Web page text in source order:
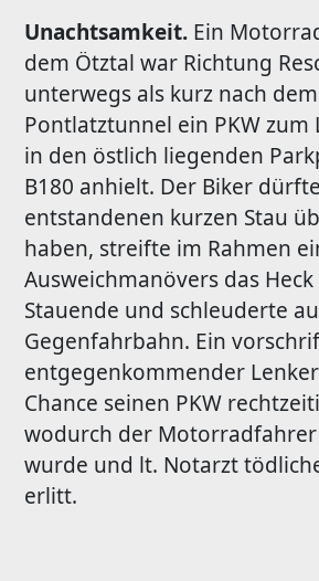
Unachtsamkeit. Ein
dem Ötztal war Richtung
unterwegs als kurz nach dem
Pontlatztunnel ein PKW zum
in den östlich liegenden
B180 anhielt. Der Biker
entstandenen kurzen Stau
haben, streifte im Rahmen
Ausweichmanövers das Heck
Stauende und schleuderte
Gegenfahrbahn. Ein
entgegenkommender
Chance seinen PKW
wodurch der
wurde und lt. Notarzt
erlitt.